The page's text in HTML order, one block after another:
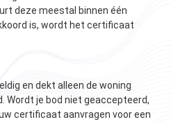
deze meestal binnen één
is, wordt het certificaat
en dekt alleen de woning
Wordt je bod niet geaccepteerd,
certificaat aanvragen voor een